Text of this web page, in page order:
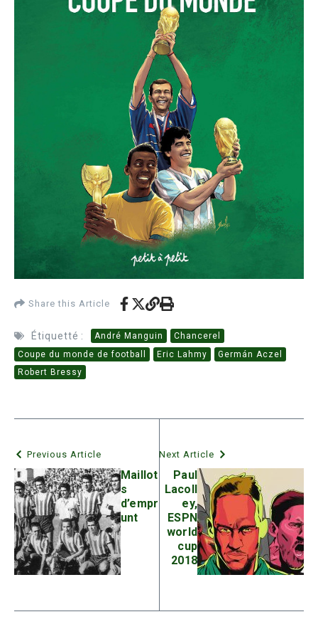
Share this Article
Étiquetté : André Manguin
Chancerel
Coupe du monde de football
Eric Lahmy
Germán Aczel
Robert Bressy
Previous Article
Maillot
s
d’empr
unt
Next Article
Paul
Lacoll
ey,
ESPN
world
cup
2018